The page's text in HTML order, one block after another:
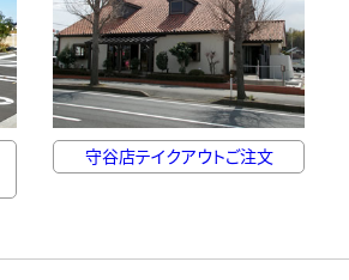
守谷店テイクアウトご注文